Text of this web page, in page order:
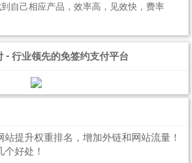
自己相应产品，效率高，见效快，费率
- 行业领先的免签约支付平台
提升权重排名，增加外链和网站流量！
好处！